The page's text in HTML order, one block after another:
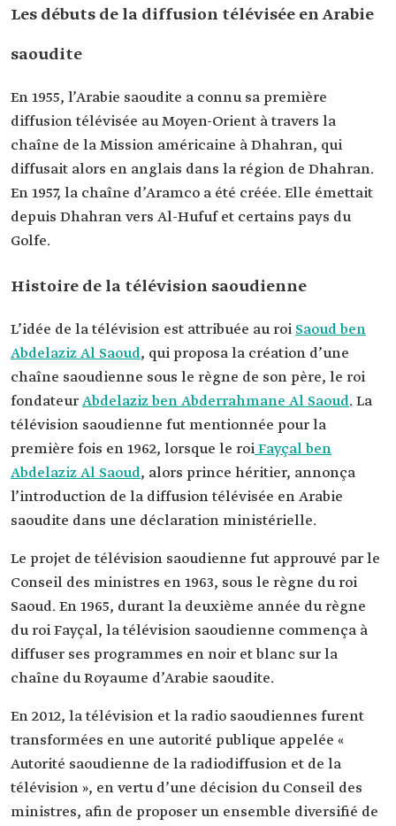
Les débuts de la diffusion télévisée en Arabie
saoudite
En 1955, l’Arabie saoudite a connu sa première
diffusion télévisée au Moyen-Orient à travers la
chaîne de la Mission américaine à Dhahran, qui
diffusait alors en anglais dans la région de Dhahran.
En 1957, la chaîne d’Aramco a été créée. Elle émettait
depuis Dhahran vers Al-Hufuf et certains pays du
Golfe.
Histoire de la télévision saoudienne
L’idée de la télévision est attribuée au roi Saoud ben
Abdelaziz Al Saoud, qui proposa la création d’une
chaîne saoudienne sous le règne de son père, le roi
fondateurAbdelaziz ben Abderrahmane Al Saoud. La
télévision saoudienne fut mentionnée pour la
première fois en 1962, lorsque le roiFayçal ben
Abdelaziz Al Saoud, alors prince héritier, annonça
l’introduction de la diffusion télévisée en Arabie
saoudite dans une déclaration ministérielle.
Le projet de télévision saoudienne fut approuvé par le
Conseil des ministres en 1963, sous le règne du roi
Saoud. En 1965, durant la deuxième année du règne
du roi Fayçal, la télévision saoudienne commença à
diffuser ses programmes en noir et blanc sur la
chaîne du Royaume d’Arabie saoudite.
En 2012, la télévision et la radio saoudiennes furent
transformées en une autorité publique appelée «
Autorité saoudienne de la radiodiffusion et de la
télévision », en vertu d’une décision du Conseil des
ministres, afin de proposer un ensemble diversifié de